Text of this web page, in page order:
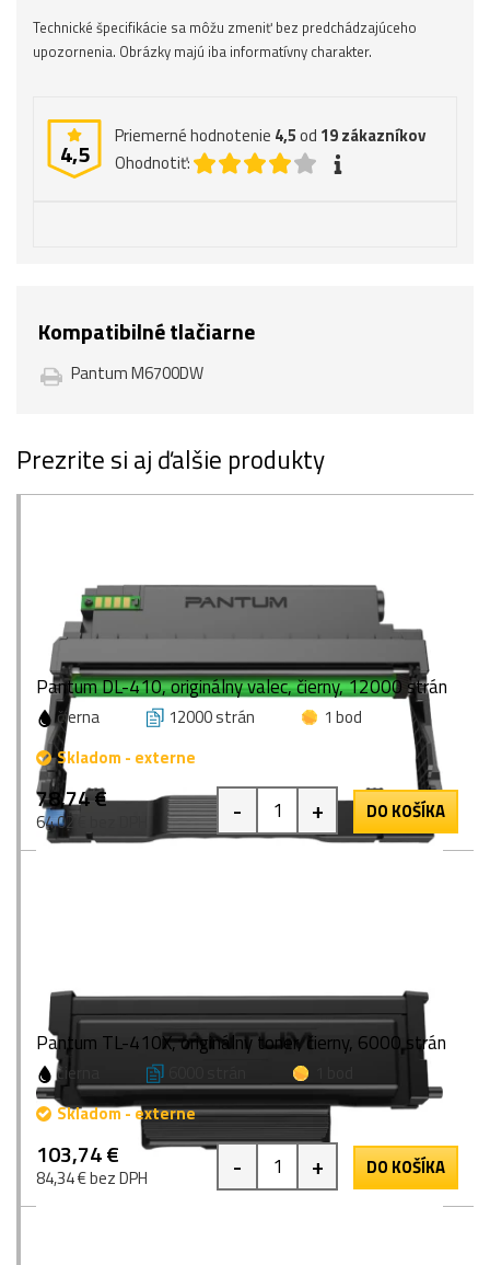
Technické špecifikácie sa môžu zmeniť bez predchádzajúceho
upozornenia. Obrázky majú iba informatívny charakter.
4,5
Priemerné hodnotenie 4,5od 19zákazníkov
Ohodnotiť:
Kompatibilné tlačiarne
Pantum M6700DW
Prezrite si aj ďalšie produkty
Pantum DL-410, originálny valec, čierny, 12000 strán
čierna 12000 strán
1 bod
Skladom - externe
78,74 €
64,02 € bez DPH - + DO KOŠÍKA
Pantum TL-410X, originálny toner, čierny, 6000 strán
čierna
Skladom - externe
103,74 €
84,34 € bez DPH - + DO KOŠÍKA